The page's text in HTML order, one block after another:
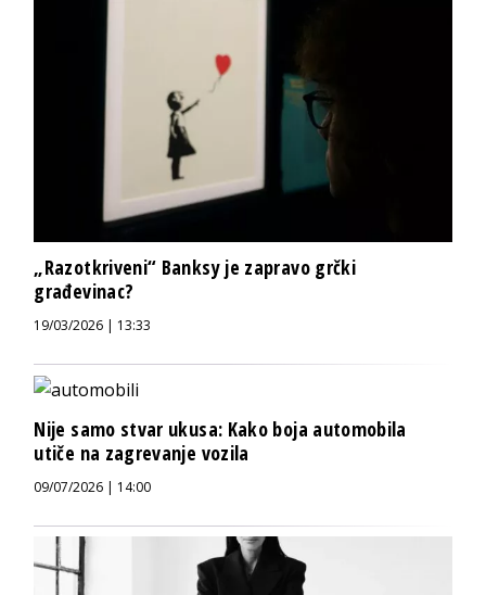
„Razotkriveni“ Banksy je zapravo grčki
građevinac?
19/03/2026 | 13:33
Nije samo stvar ukusa: Kako boja automobila
utiče na zagrevanje vozila
09/07/2026 | 14:00